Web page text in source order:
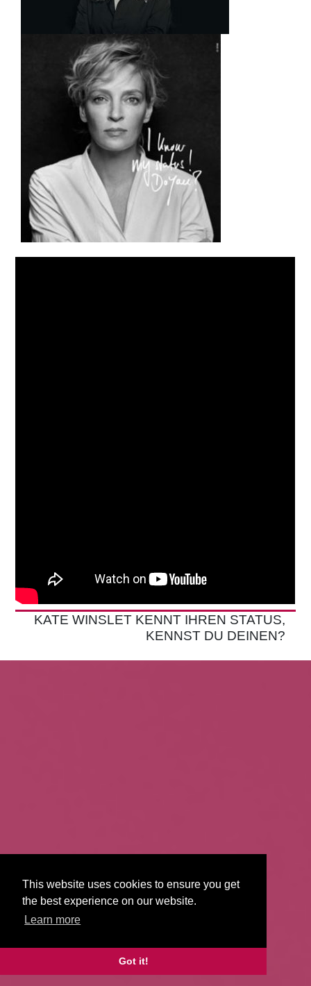
This website uses cookies to ensure you get
the best experience on our website.
Learn more
Got it!
KATE WINSLET KENNT IHREN STATUS,
KENNST DU DEINEN?